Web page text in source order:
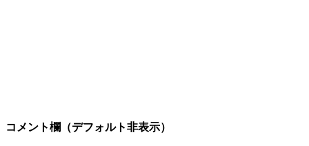
コメント欄（デフォルト非表示）